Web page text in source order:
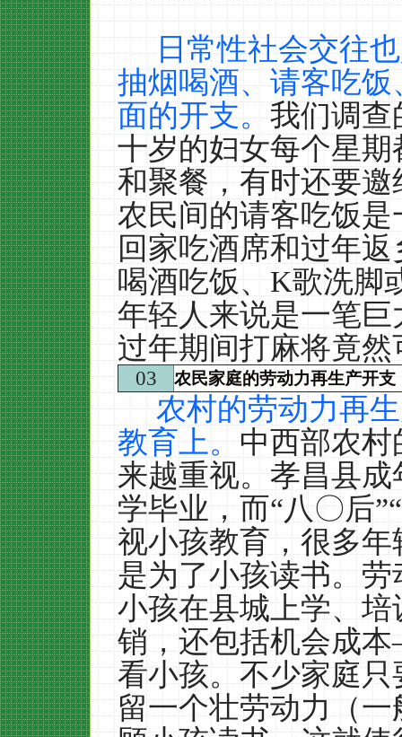
日常性社会交往
抽烟喝酒、请客吃
面的开支。我们调查
十岁的妇女每个星
和聚餐，有时还要
农民间的请客吃饭
回家吃酒席和过年
喝酒吃饭、K歌洗脚
年轻人来说是一笔
过年期间打麻将竟
03 农民家庭的劳动力再生产开支
农村的劳动力再
教育上。中西部农村
来越重视。孝昌县
学毕业，而“八〇后
视小孩教育，很多
是为了小孩读书。
小孩在县城上学、
销，还包括机会成
看小孩。不少家庭
留一个壮劳动力（